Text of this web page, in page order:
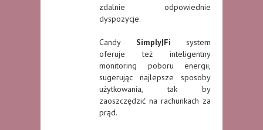
zdalnie odpowiednie
dyspozycje.
Candy Simply|Fi system
oferuje też inteligentny
monitoring poboru energii,
sugerując najlepsze sposoby
użytkowania, tak by
zaoszczędzić na rachunkach za
prąd.